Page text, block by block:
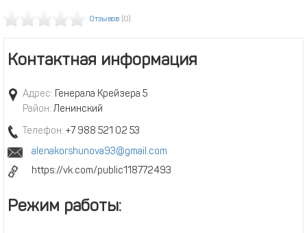
Отзывов (0)
Контактная информация
Адрес: Генерала Крейзера 5
Район: Ленинский
Телефон: +7 988 521 02 53
alenakorshunova93@gmail.com
https://vk.com/public118772493
Режим работы: